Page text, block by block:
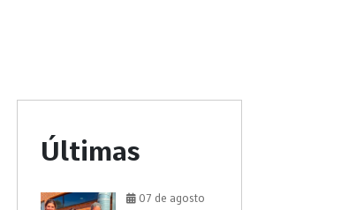
Últimas
07 de agosto